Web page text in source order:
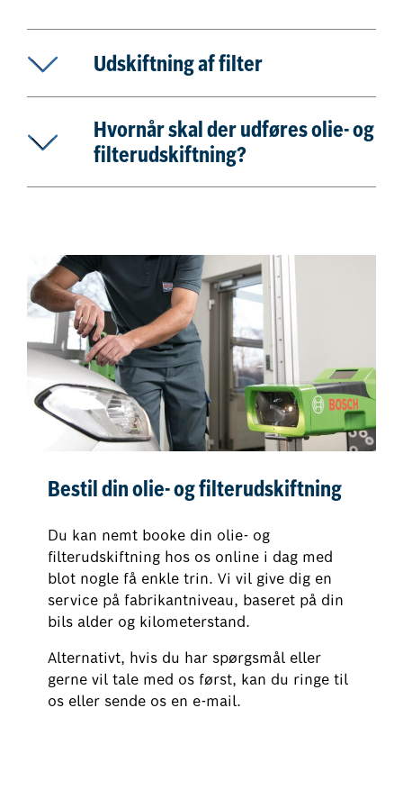
Udskiftning af filter
Hvornår skal der udføres olie- og
filterudskiftning?
Bestil din olie- og filterudskiftning
Du kan nemt booke din olie- og
filterudskiftning hos os online i dag med
blot nogle få enkle trin. Vi vil give dig en
service på fabrikantniveau, baseret på din
bils alder og kilometerstand.
Alternativt, hvis du har spørgsmål eller
gerne vil tale med os først, kan du ringe til
os eller sende os en e-mail.